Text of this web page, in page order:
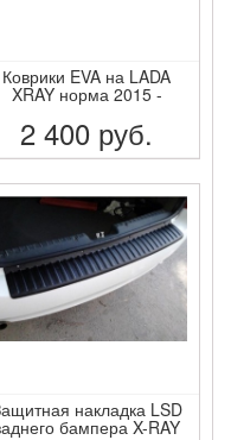
Коврики EVA на LADA
XRAY норма 2015 -
2 400 руб.
ПОДРОБНЕЕ
накладка LSD
бампера X-RAY